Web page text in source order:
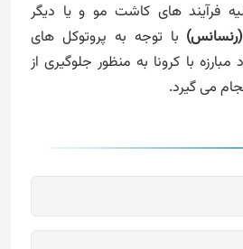
فرآیند های کاشت مو و یا دیگر
با توجه به پروتوکل های
با کرونا به منظور جلوگیری از
می گیرد.